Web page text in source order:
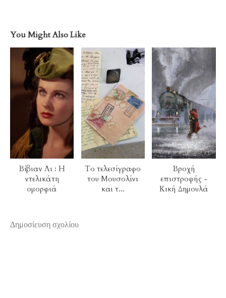
You Might Also Like
Βίβιαν Λι : Η
ντελικάτη
ομορφιά
Το τελεσίγραφο
του Μουσολίνι
και τ...
Βροχή
επιστροφής -
Κική Δημουλά
Δημοσίευση σχολίου